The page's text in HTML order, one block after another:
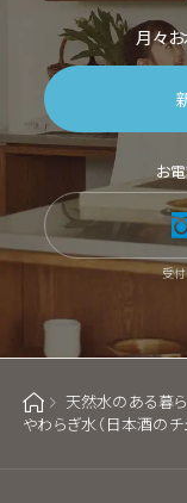
月々
お
受付
ホーム
天然水のある暮
やわらぎ水（日本酒の